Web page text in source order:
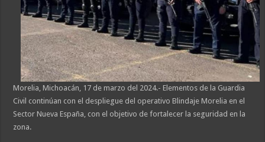
Morelia, Michoacán, 17 de marzo del 2024.- Elementos de la Guardia
Civil continúan con el despliegue del operativo Blindaje Morelia en el
Sector Nueva España, con el objetivo de fortalecer la seguridad en la
zona.